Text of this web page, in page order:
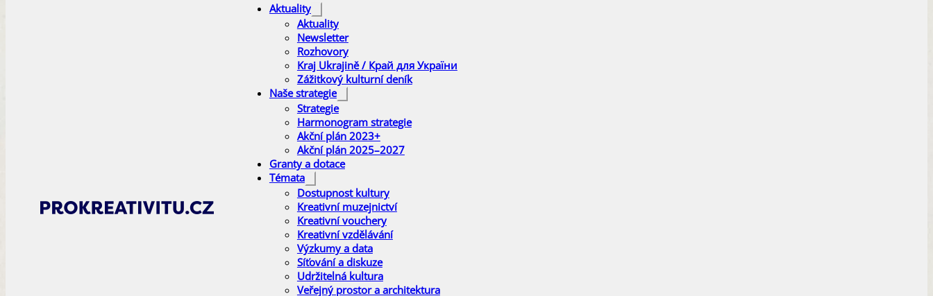
Aktuality
Aktuality
Newsletter
Rozhovory
Kraj Ukrajině / Край для України
Zážitkový kulturní deník
Naše strategie
Strategie
Harmonogram strategie
Akční plán 2023+
Akční plán 2025–2027
Granty a dotace
Témata
Dostupnost kultury
Kreativní muzejnictví
Kreativní vouchery
Kreativní vzdělávání
Výzkumy a data
Síťování a diskuze
Udržitelná kultura
Veřejný prostor a architektura